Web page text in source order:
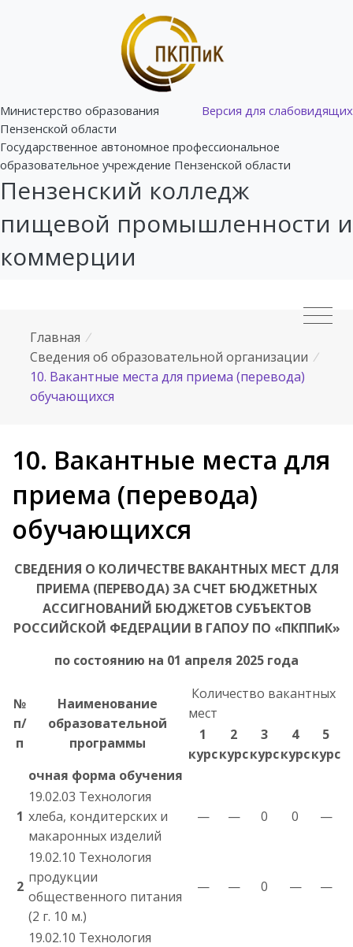
Версия для слабовидящих
Министерство образования
Пензенской области
Государственное автономное профессиональное
образовательное учреждение Пензенской области
Пензенский колледж
пищевой промышленности и
коммерции
Главная /
Сведения об образовательной организации /
10. Вакантные места для приема (перевода)
обучающихся
10. Вакантные места для
приема (перевода)
обучающихся
СВЕДЕНИЯ О КОЛИЧЕСТВЕ ВАКАНТНЫХ МЕСТ ДЛЯ
ПРИЕМА (ПЕРЕВОДА) ЗА СЧЕТ БЮДЖЕТНЫХ
АССИГНОВАНИЙ БЮДЖЕТОВ СУБЪЕКТОВ
РОССИЙСКОЙ ФЕДЕРАЦИИ В ГАПОУ ПО «ПКППиК»
по состоянию на 01 апреля 2025 года
№
п/
п
Наименование
образовательной
программы
Количество вакантных
мест
1
курс
2
курс
3
курс
4
курс
5
курс
очная форма обучения
1
19.02.03 Технология
хлеба, кондитерских и
макаронных изделий
— — 0 0 —
2
19.02.10 Технология
продукции
общественного питания
(2 г. 10 м.)
— — 0 — —
19.02.10 Технология